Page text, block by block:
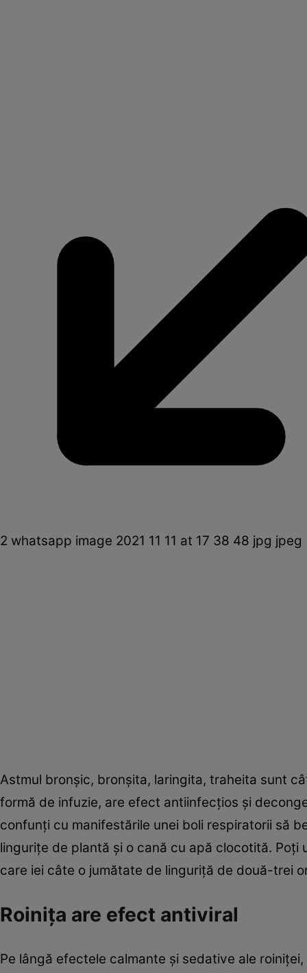
2 whatsapp image 2021 11 11 at 17 38 48 jpg jpeg
Astmul bronşic, bronşita, laringita, traheita sunt
formă de infuzie, are efect antiinfecţios şi
confunţi cu manifestările unei boli respiratorii să
linguriţe de plantă şi o cană cu apă clocotită.
care iei câte o jumătate de linguriţă de două-trei
Roiniţa are efect antiviral
Pe lângă efectele calmante şi sedative ale